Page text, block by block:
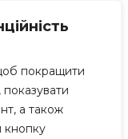
покращити
а також
кнопку
22
29